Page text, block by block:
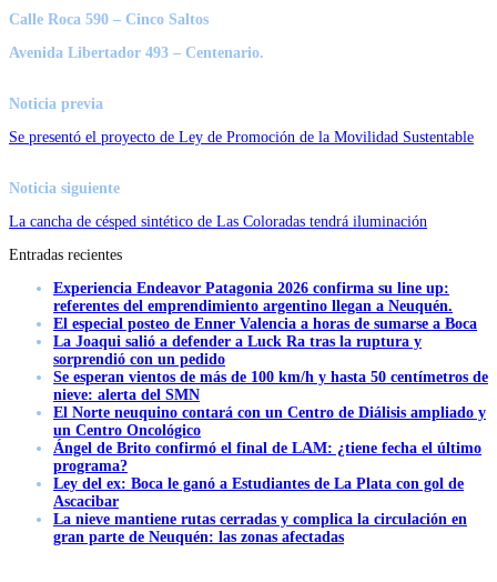
Calle Roca 590 – Cinco Saltos
Avenida Libertador 493 – Centenario.
Noticia previa
Se presentó el proyecto de Ley de Promoción de la Movilidad Sustentable
Noticia siguiente
La cancha de césped sintético de Las Coloradas tendrá iluminación
Entradas recientes
Experiencia Endeavor Patagonia 2026 confirma su line up:
referentes del emprendimiento argentino llegan a Neuquén.
El especial posteo de Enner Valencia a horas de sumarse a Boca
La Joaqui salió a defender a Luck Ra tras la ruptura y
sorprendió con un pedido
Se esperan vientos de más de 100 km/h y hasta 50 centímetros de
nieve: alerta del SMN
El Norte neuquino contará con un Centro de Diálisis ampliado y
un Centro Oncológico
Ángel de Brito confirmó el final de LAM: ¿tiene fecha el último
programa?
Ley del ex: Boca le ganó a Estudiantes de La Plata con gol de
Ascacibar
La nieve mantiene rutas cerradas y complica la circulación en
gran parte de Neuquén: las zonas afectadas